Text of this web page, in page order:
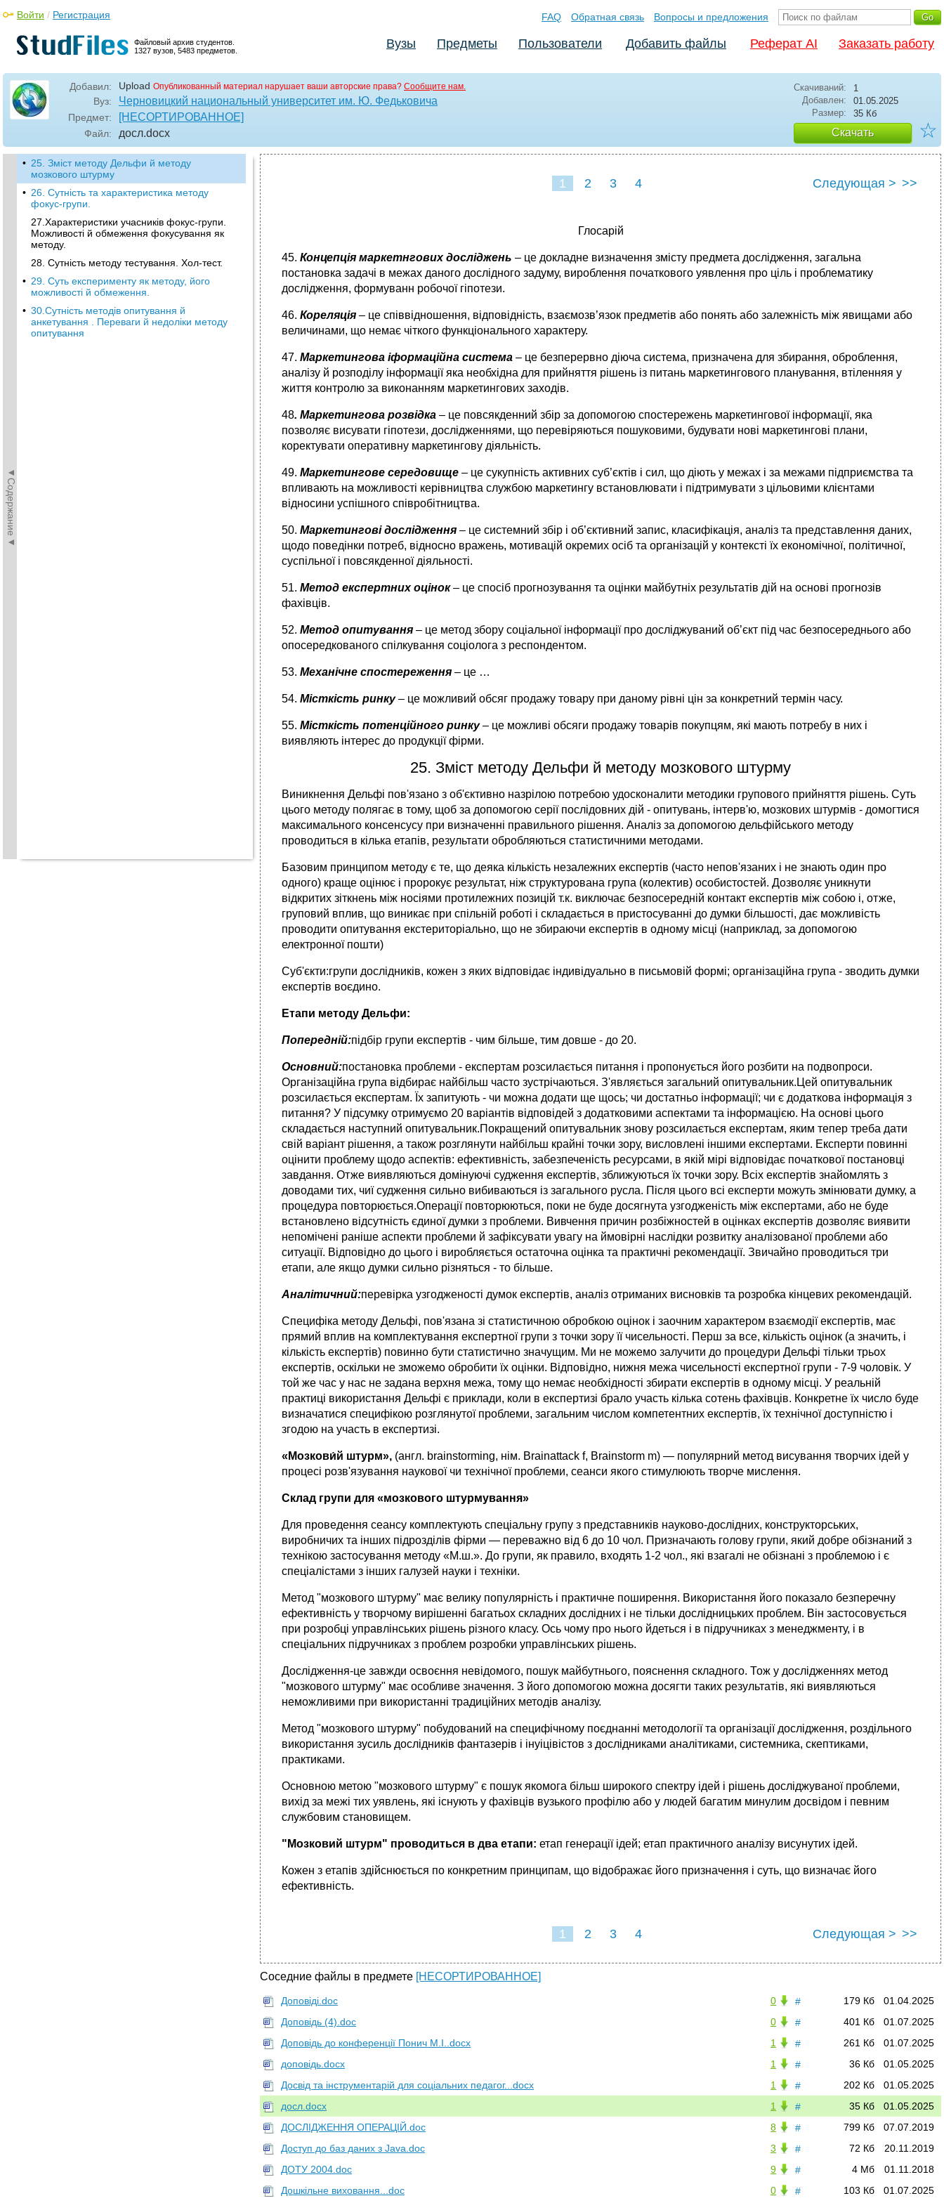
Файловый архив студентов.
1327 вузов, 5483 предметов.
Войти / Регистрация FAQ Обратная связь Вопросы и предложения
Вузы Предметы Пользователи Добавить файлы Реферат AI Заказать работу
Добавил: Upload Опубликованный материал нарушает ваши авторские права? Сообщите нам.
Вуз: Черновицкий национальный университет им. Ю. Федьковича
Предмет: [НЕСОРТИРОВАННОЕ]
Файл: досл.docx
Скачиваний:
1
Добавлен:
01.05.2025
Размер:
35 Кб
Скачать ☆
◄Содержание◄
• 25. Зміст методу Дельфи й методу
мозкового штурму
• 26. Сутність та характеристика методу
фокус-групи.
27.Характеристики учасників фокус-групи.
Можливості й обмеження фокусування як
методу.
28. Сутність методу тестування. Хол-тест.
• 29. Суть експерименту як методу, його
можливості й обмеження.
• 30.Сутність методів опитування й
анкетування . Переваги й недоліки методу
опитування
1 2 3 4 Следующая > >>
Глосарій
45. Концепція маркетнгових досліджень – це докладне визначення змісту предмета дослідження, загальна
постановка задачі в межах даного дослідного задуму, вироблення початкового уявлення про ціль і проблематику
дослідження, формуванн робочої гіпотези.
46. Кореляція – це співвідношення, відповідність, взаємозв’язок предметів або понять або залежність між явищами або
величинами, що немає чіткого функціонального характеру.
47. Маркетингова іформаційна система – це безперервно діюча система, призначена для збирання, оброблення,
аналізу й розподілу інформації яка необхідна для прийняття рішень із питань маркетингового планування, втіленняя у
життя контролю за виконанням маркетингових заходів.
48. Маркетингова розвідка – це повсякденний збір за допомогою спостережень маркетингової інформації, яка
позволяє висувати гіпотези, дослідженнями, що перевіряються пошуковими, будувати нові маркетингові плани,
коректувати оперативну маркетингову діяльність.
49. Маркетингове середовище – це сукупність активних суб’єктів і сил, що діють у межах і за межами підприємства та
впливають на можливості керівництва службою маркетингу встановлювати і підтримувати з цільовими клієнтами
відносини успішного співробітництва.
50. Маркетингові дослідження – це системний збір і об’єктивний запис, класифікація, аналіз та представлення даних,
щодо поведінки потреб, відносно вражень, мотивацій окремих осіб та організацій у контексті їх економічної, політичної,
суспільної і повсякденної діяльності.
51. Метод експертних оцінок– це спосіб прогнозування та оцінки майбутніх результатів дій на основі прогнозів
фахівців.
52. Метод опитування – це метод збору соціальної інформації про досліджуваний об’єкт під час безпосереднього або
опосередкованого спілкування соціолога з респондентом.
53. Механічне спостереження – це …
54. Місткість ринку– це можливий обсяг продажу товару при даному рівні цін за конкретний термін часу.
55. Місткість потенційного ринку– це можливі обсяги продажу товарів покупцям, які мають потребу в них і
виявляють інтерес до продукції фірми.
25. Зміст методу Дельфи й методу мозкового штурму
Виникнення Дельфі пов'язано з об'єктивно назрілою потребою удосконалити методики групового прийняття рішень. Суть
цього методу полягає в тому, щоб за допомогою серії послідовних дій - опитувань, інтерв'ю, мозкових штурмів - домогтися
максимального консенсусу при визначенні правильного рішення. Аналіз за допомогою дельфійського методу
проводиться в кілька етапів, результати обробляються статистичними методами.
Базовим принципом методу є те, що деяка кількість незалежних експертів (часто непов'язаних і не знають один про
одного) краще оцінює і пророкує результат, ніж структурована група (колектив) особистостей. Дозволяє уникнути
відкритих зіткнень між носіями протилежних позицій т.к. виключає безпосередній контакт експертів між собою і, отже,
груповий вплив, що виникає при спільній роботі і складається в пристосуванні до думки більшості, дає можливість
проводити опитування екстериторіально, що не збираючи експертів в одному місці (наприклад, за допомогою
електронної пошти)
Суб'єкти:групи дослідників, кожен з яких відповідає індивідуально в письмовій формі; організаційна група - зводить думки
експертів воєдино.
Етапи методу Дельфи:
Попередній:підбір групи експертів - чим більше, тим довше - до 20.
Основний:постановка проблеми - експертам розсилається питання і пропонується його розбити на подвопроси.
Організаційна група відбирає найбільш часто зустрічаються. З'являється загальний опитувальник.Цей опитувальник
розсилається експертам. Їх запитують - чи можна додати ще щось; чи достатньо інформації; чи є додаткова інформація з
питання? У підсумку отримуємо 20 варіантів відповідей з додатковими аспектами та інформацією. На основі цього
складається наступний опитувальник.Покращений опитувальник знову розсилається експертам, яким тепер треба дати
свій варіант рішення, а також розглянути найбільш крайні точки зору, висловлені іншими експертами. Експерти повинні
оцінити проблему щодо аспектів: ефективність, забезпеченість ресурсами, в якій мірі відповідає початкової постановці
завдання. Отже виявляються домінуючі судження експертів, зближуються їх точки зору. Всіх експертів знайомлять з
доводами тих, чиї судження сильно вибиваються із загального русла. Після цього всі експерти можуть змінювати думку, а
процедура повторюється.Операції повторюються, поки не буде досягнута узгодженість між експертами, або не буде
встановлено відсутність єдиної думки з проблеми. Вивчення причин розбіжностей в оцінках експертів дозволяє виявити
непомічені раніше аспекти проблеми й зафіксувати увагу на ймовірні наслідки розвитку аналізованої проблеми або
ситуації. Відповідно до цього і виробляється остаточна оцінка та практичні рекомендації. Звичайно проводиться три
етапи, але якщо думки сильно різняться - то більше.
Аналітичний:перевірка узгодженості думок експертів, аналіз отриманих висновків та розробка кінцевих рекомендацій.
Специфіка методу Дельфі, пов'язана зі статистичною обробкою оцінок і заочним характером взаємодії експертів, має
прямий вплив на комплектування експертної групи з точки зору її чисельності. Перш за все, кількість оцінок (а значить, і
кількість експертів) повинно бути статистично значущим. Ми не можемо залучити до процедури Дельфі тільки трьох
експертів, оскільки не зможемо обробити їх оцінки. Відповідно, нижня межа чисельності експертної групи - 7-9 чоловік. У
той же час у нас не задана верхня межа, тому що немає необхідності збирати експертів в одному місці. У реальній
практиці використання Дельфі є приклади, коли в експертизі брало участь кілька сотень фахівців. Конкретне їх число буде
визначатися специфікою розглянутої проблеми, загальним числом компетентних експертів, їх технічної доступністю і
згодою на участь в експертизі.
«Мозкови́й штурм», (англ. brainstorming, нім. Brainattack f, Brainstorm m) — популярний метод висування творчих ідей у
процесі розв'язування наукової чи технічної проблеми, сеанси якого стимулюють творче мислення.
Склад групи для «мозкового штурмування»
Для проведення сеансу комплектують спеціальну групу з представників науково-дослідних, конструкторських,
виробничих та інших підрозділів фірми — переважно від 6 до 10 чол. Призначають голову групи, який добре обізнаний з
технікою застосування методу «М.ш.». До групи, як правило, входять 1-2 чол., які взагалі не обізнані з проблемою і є
спеціалістами з інших галузей науки і техніки.
Метод "мозкового штурму" має велику популярність і практичне поширення. Використання його показало безперечну
ефективність у творчому вирішенні багатьох складних дослідних і не тільки дослідницьких проблем. Він застосовується
при розробці управлінських рішень різного класу. Ось чому про нього йдеться і в підручниках з менеджменту, і в
спеціальних підручниках з проблем розробки управлінських рішень.
Дослідження-це завжди освоєння невідомого, пошук майбутнього, пояснення складного. Тож у дослідженнях метод
"мозкового штурму" має особливе значення. З його допомогою можна досягти таких результатів, які виявляються
неможливими при використанні традиційних методів аналізу.
Метод "мозкового штурму" побудований на специфічному поєднанні методології та організації дослідження, роздільного
використання зусиль дослідників фантазерів і інуіцівістов з дослідниками аналітиками, системника, скептиками,
практиками.
Основною метою "мозкового штурму" є пошук якомога більш широкого спектру ідей і рішень досліджуваної проблеми,
вихід за межі тих уявлень, які існують у фахівців вузького профілю або у людей багатим минулим досвідом і певним
службовим становищем.
"Мозковий штурм" проводиться в два етапи: етап генерації ідей; етап практичного аналізу висунутих ідей.
Кожен з етапів здійснюється по конкретним принципам, що відображає його призначення і суть, що визначає його
ефективність.
1 2 3 4 Следующая > >>
Соседние файлы в предмете [НЕСОРТИРОВАННОЕ]
# 01.04.2025
179 Кб
0
Доповіді.doc
#
01.07.2025
401 Кб
0
Доповідь (4).doc
#
01.07.2025
261 Кб
1
Доповідь до конференції Понич М.І..docx
#
01.05.2025
36 Кб
1
доповідь.docx
#
01.05.2025
202 Кб
1
Досвід та інструментарій для соціальних педагог...docx
#
01.05.2025
35 Кб
1
досл.docx
#
07.07.2019
799 Кб
8
ДОСЛІДЖЕННЯ ОПЕРАЦІЙ.doc
#
20.11.2019
72 Кб
3
Доступ до баз даних з Java.doc
#
01.11.2018
4 Мб
9
ДОТУ 2004.doc
#
01.07.2025
103 Кб
0
Дошкільне виховання...doc